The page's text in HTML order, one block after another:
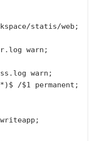
warn;
warn;